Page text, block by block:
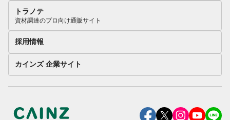
トラノテ
資材調達のプロ向け通販サイト
採用情報
カインズ 企業サイト